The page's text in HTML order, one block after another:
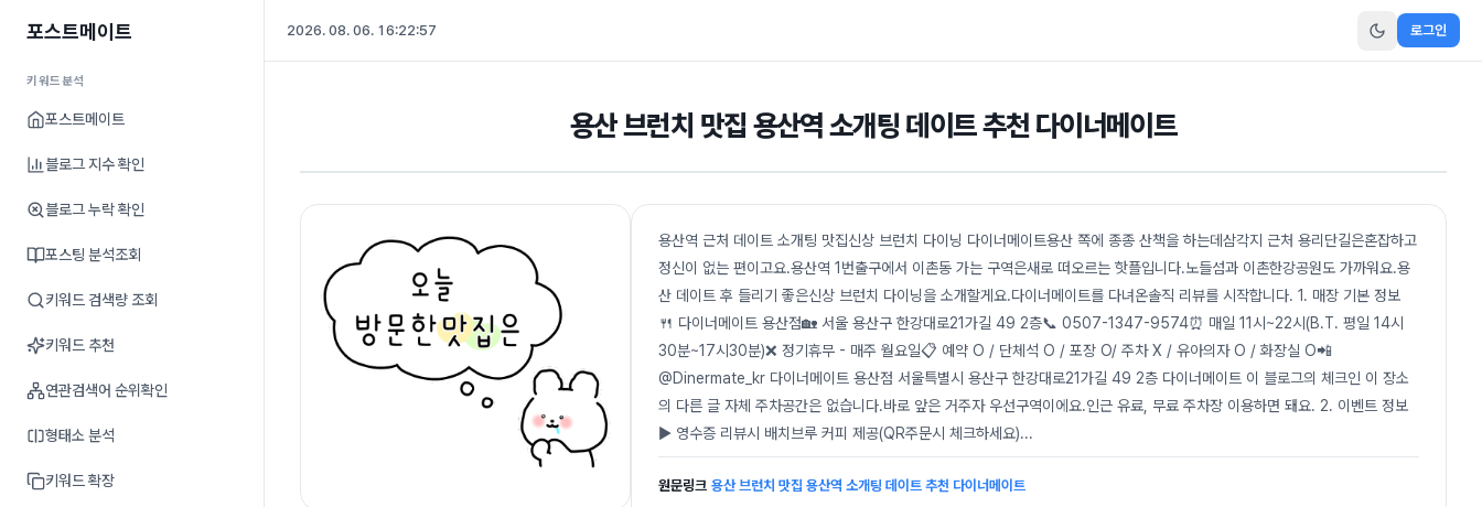
포스트메이트
키워드분석
포스트메이트
블로그 지수 확인
블로그 누락 확인
포스팅 분석조회
키워드 검색량 조회
키워드 추천
연관검색어 순위확인
형태소 분석
키워드 확장
2026. 08. 06. 16:22:58 로그인
용산 브런치 맛집 용산역 소개팅 데이트 추천 다이너메이트
용산역 근처 데이트 소개팅 맛집신상 브런치 다이닝 다이너메이트용산 쪽에 종종 산책을 하는데삼각지 근처 용리단길은혼잡하고
정신이 없는 편이고요.용산역 1번출구에서 이촌동 가는 구역은새로 떠오르는 핫플입니다.노들섬과 이촌한강공원도 가까워요.용
산 데이트 후 들리기 좋은신상 브런치 다이닝을 소개할게요.다이너메이트를 다녀온솔직 리뷰를 시작합니다. 1. 매장 기본 정보
🍴 다이너메이트 용산점🏡 서울 용산구 한강대로21가길 49 2층📞 0507-1347-9574⏰ 매일 11시~22시(B.T. 평일 14시
30분~17시30분)❌ 정기휴무 - 매주 월요일📋 예약 O / 단체석 O / 포장 O/ 주차 X / 유아의자 O / 화장실 O📲
@Dinermate_kr 다이너메이트 용산점 서울특별시 용산구 한강대로21가길 49 2층 다이너메이트 이 블로그의 체크인 이 장소
의 다른 글 자체 주차공간은 없습니다.바로 앞은 거주자 우선구역이에요.인근 유료, 무료 주차장 이용하면 돼요. 2. 이벤트 정보
▶ 영수증 리뷰시 배치브루 커피 제공(QR주문시 체크하세요)...
원문링크 용산 브런치 맛집 용산역 소개팅 데이트 추천 다이너메이트